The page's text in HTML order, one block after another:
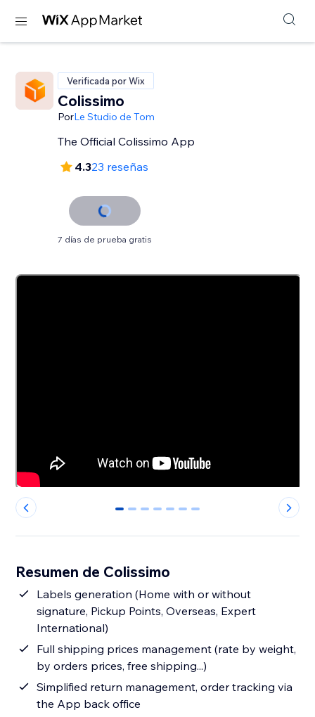
Verificada por Wix
Colissimo
PorLe Studio de Tom
The Official Colissimo App
4.323 reseñas
7 días de prueba gratis
0 1 2 3 4 5 6
Resumen de Colissimo
Labels generation (Home with or without
signature, Pickup Points, Overseas, Expert
International)
Full shipping prices management (rate by weight,
by orders prices, free shipping...)
Simplified return management, order tracking via
the App back office